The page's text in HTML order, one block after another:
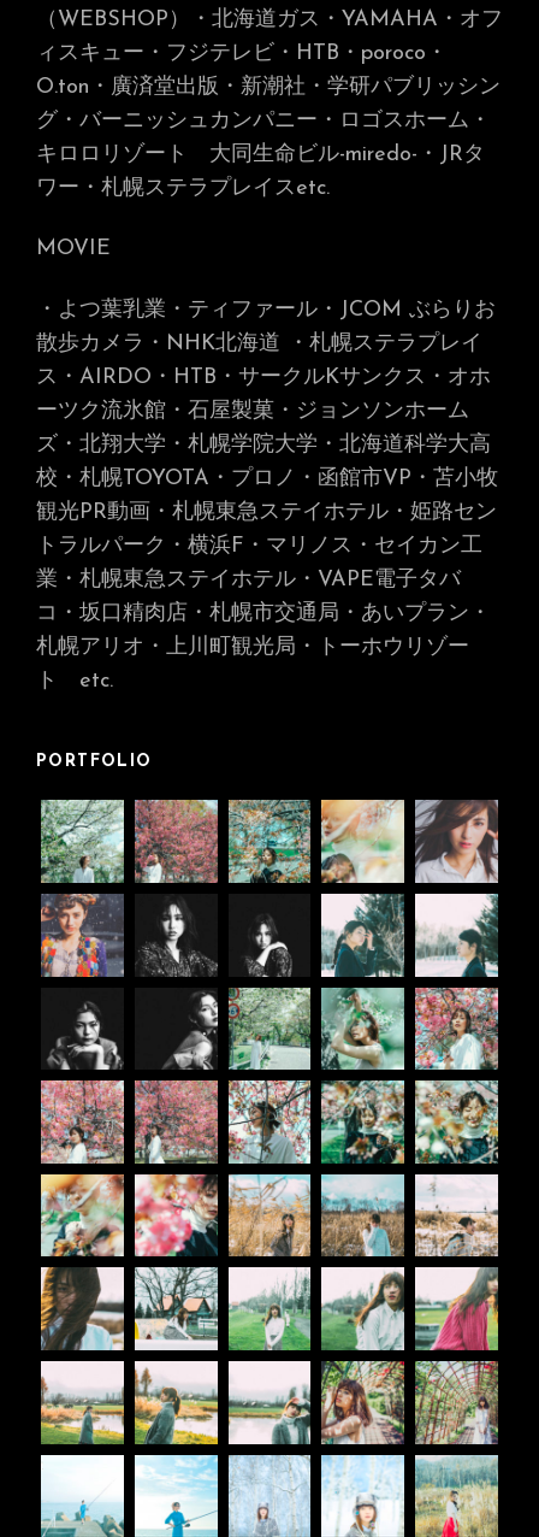
（WEBSHOP）・北海道ガス・YAMAHA・オフ
ィスキュー・フジテレビ・HTB・poroco・
O.ton・廣済堂出版・新潮社・学研パブリッシン
グ・バーニッシュカンパニー・ロゴスホーム・
キロロリゾート 大同生命ビル-miredo- ・JRタ
ワー・札幌ステラプレイスetc.
MOVIE
・よつ葉乳業・ティファール・JCOM ぶらりお
散歩カメラ・NHK北海道
・札幌ステラプレイ
ス・AIRDO・HTB・サークルKサンクス・オホ
ーツク流氷館・石屋製菓・ジョンソンホーム
ズ・北翔大学・札幌学院大学・北海道科学大高
校・札幌TOYOTA・プロノ・函館市VP・苫小牧
観光PR動画・札幌東急ステイホテル・姫路セン
トラルパーク・横浜F・マリノス・セイカン工
業・札幌東急ステイホテル・VAPE電子タバ
コ・坂口精肉店・札幌市交通局・あいプラン・
札幌アリオ・上川町観光局・トーホウリゾー
ト
etc.
PORTFOLIO